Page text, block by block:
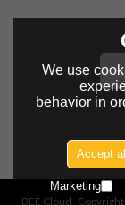
BEE Cloud
We use
behavior in
Accept all
Marketing